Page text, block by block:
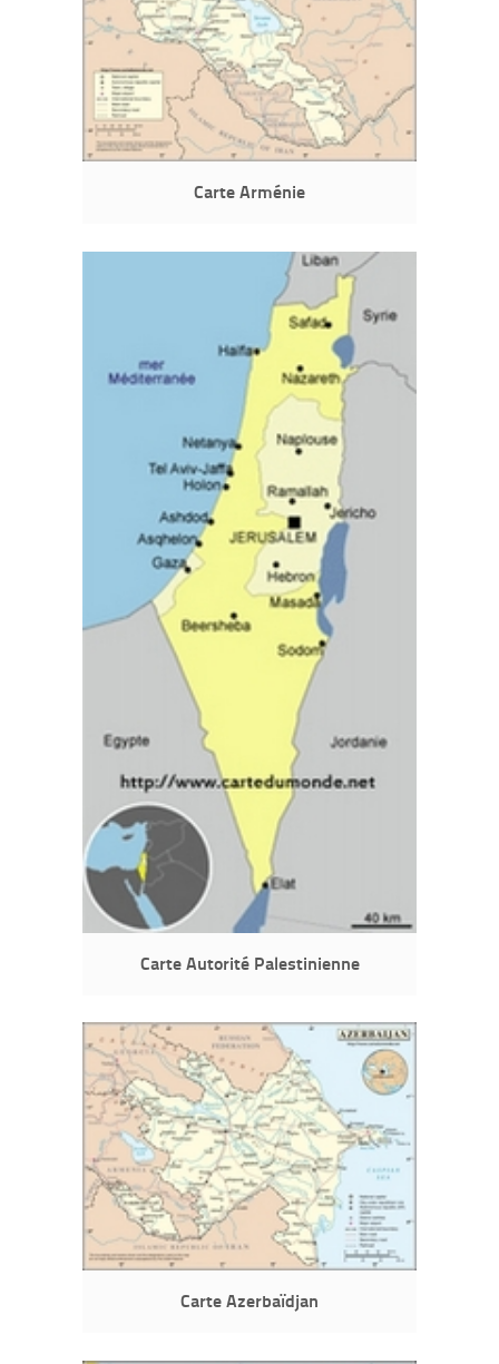
Carte Arménie
Carte Autorité Palestinienne
Carte Azerbaïdjan